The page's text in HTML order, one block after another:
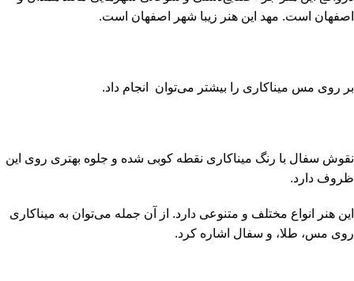
اصفهان است. مهد این هنر زیبا شهر اصفهان است.
بر روی مس میناکاری را بیشتر می‌توان انجام داد.
نقوش سفال با رنگ میناکاری نقطه کوبی شده و جلوه بهتری روی این
ظروف دارد.
این هنر انواع مختلف و متنوعی دارد. از آن جمله می‌توان به میناکاری
روی مس، طلا، و سفال اشاره کرد.